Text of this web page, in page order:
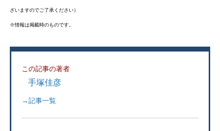
ざいますのでご了承ください）
※情報は掲載時のものです。
この記事の著者
手塚佳彦
→記事一覧